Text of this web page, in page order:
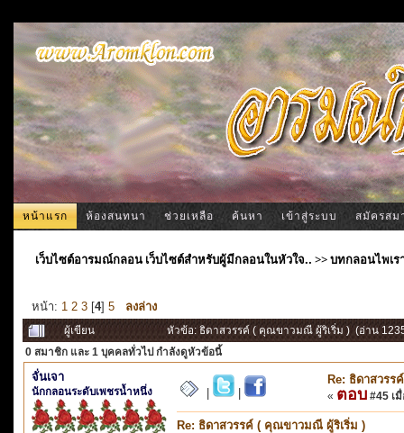
หน้าแรก ห้องสนทนา ช่วยเหลือ ค้นหา เข้าสู่ระบบ สมัครสม
เว็บไซต์อารมณ์กลอน เว็บไซต์สำหรับผู้มีกลอนในหัวใจ.. >>บทกลอนไพเร
หน้า: 1 2 3 [4] 5 ลงล่าง
ผู้เขียน
หัวข้อ: ธิดาสวรรค์ ( คุณขาวมณี ผู้ริเริ่ม ) (อ่าน
0 สมาชิก และ 1 บุคคลทั่วไป กำลังดูหัวข้อนี้
จั่นเจา
นักกลอนระดับเพชรน้ำหนึ่ง
Re: ธิดาสวร
« ตอบ #45 เ
Re: ธิดาสวรรค์ ( คุณขาวมณี ผู้ริเริ่ม )